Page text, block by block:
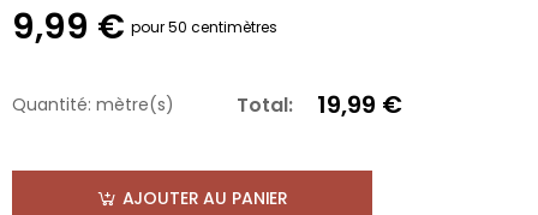
9,99 € pour 50 centimètres
Quantité: mètre(s) Total: 19,99 €
AJOUTER AU PANIER